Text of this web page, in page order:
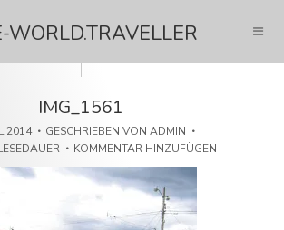
WORLD.TRAVELLER
IMG_1561
2014 GESCHRIEBEN VON ADMIN
KOMMENTAR HINZUFÜGEN